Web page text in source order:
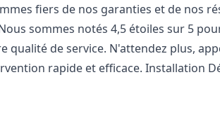
fiers de nos garanties et de nos
sommes notés 4,5 étoiles sur 5
qualité de service. N'attendez plus,
rapide et efficace. Installation